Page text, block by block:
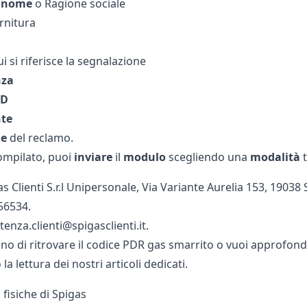
o Ragione sociale
si riferisce la segnalazione
del reclamo.
puoi inviareil moduloscegliendo una modalità
Clienti S.r.l Unipersonale, Via Variante Aurelia 153, 19038
di ritrovare il codice PDR gas smarrito o vuoi
la lettura dei nostri articoli dedicati.
di Spigas